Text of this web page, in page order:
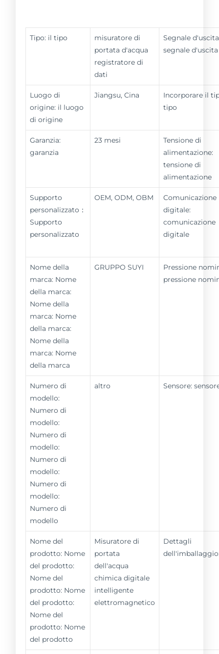
Tipo: il tipo
misuratore di
portata d'acqua
registratore di
dati
Segnale
segnale d'uscita
Luogo di
origine: il luogo
di origine
Jiangsu, Cina
Incorporare il
tipo
Garanzia:
garanzia
23 mesi
Tensione di
alimentazione:
tensione di
alimentazione
Supporto
personalizzato：
Supporto
personalizzato
OEM, ODM, OBM
Comunicazione
digitale:
comunicazione
digitale
Nome della
marca: Nome
della marca:
Nome della
marca: Nome
della marca:
Nome della
marca: Nome
della marca
GRUPPO SUYI
Pressione
pressione
Numero di
modello:
Numero di
modello:
Numero di
modello:
Numero di
modello:
Numero di
modello:
Numero di
modello
altro Sensore:
Nome del
prodotto: Nome
del prodotto:
Nome del
prodotto: Nome
del prodotto:
Nome del
prodotto: Nome
del prodotto
Misuratore di
portata
dell'acqua
chimica digitale
intelligente
elettromagnetico
Dettagli